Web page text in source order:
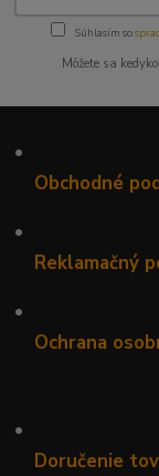
Súhlasím so
Môžete sa
•
Obchodné
•
Reklamačný
•
Ochrana
•
Doručenie